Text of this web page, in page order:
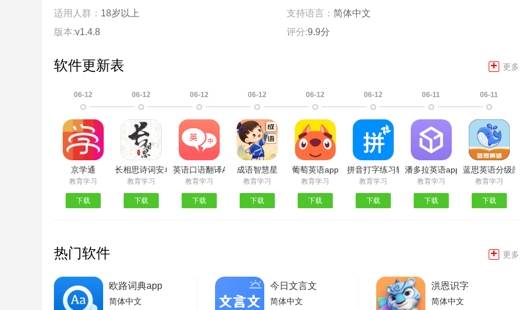
适用人群： 18岁以上 支持语言： 简体中文
版本:v1.4.8 评分:9.9分
软件更新表 + 更多
06-12
京学通
教育学习
下载
06-12
长相思诗词安卓版
教育学习
下载
06-12
英语口语翻译App最新版
教育学习
下载
06-12
成语智慧星
教育学习
下载
06-12
葡萄英语app
教育学习
下载
06-12
拼音打字练习软件手机版
教育学习
下载
06-11
潘多拉英语app
教育学习
下载
06-11
蓝思英语分级阅
教育学习
下载
热门软件 + 更多
欧路词典app
简体中文
今日文言文
简体中文
洪恩识字
简体中文